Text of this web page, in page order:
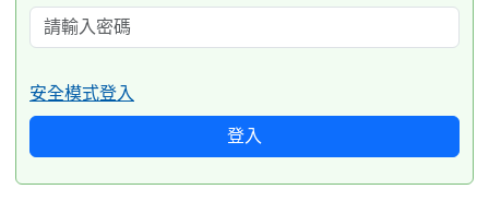
安全模式登入
登入